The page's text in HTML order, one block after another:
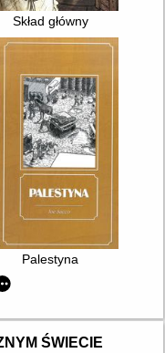
Skład główny
Palestyna
ŚWIECIE